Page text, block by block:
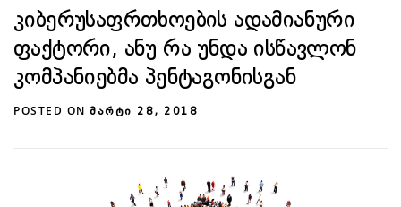
კიბერუსაფრთხოების ადამიანური
ფაქტორი, ანუ რა უნდა ისწავლონ
კომპანიებმა პენტაგონისგან
POSTED ON ᲛᲐᲠᲢᲘ 28, 2018